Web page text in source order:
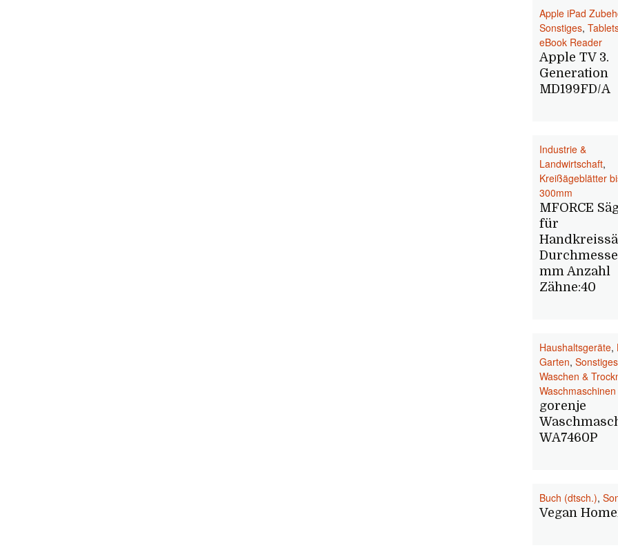
Apple iPad
Sonstiges,
eBook Reader
Apple TV 3.
Generation
MD199FD/A
Industrie &
Landwirtschaft,
Kreißägeblätter
300mm
MFORCE
für
mm Anzahl
Zähne:40
Haushaltsgeräte,
Garten, Sonstiges
Waschen &
Waschmaschinen
gorenje
WA7460P
Buch (dtsch.),
Vegan